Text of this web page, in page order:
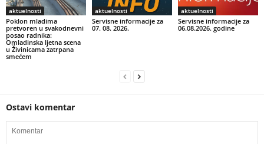
aktuelnosti
Poklon mladima
pretvoren u svakodnevni
posao radnika:
Omladinska ljetna scena
u Živinicama zatrpana
smećem
aktuelnosti
Servisne informacije za
07. 08. 2026.
aktuelnosti
Servisne informacije za
06.08.2026. godine
Ostavi komentar